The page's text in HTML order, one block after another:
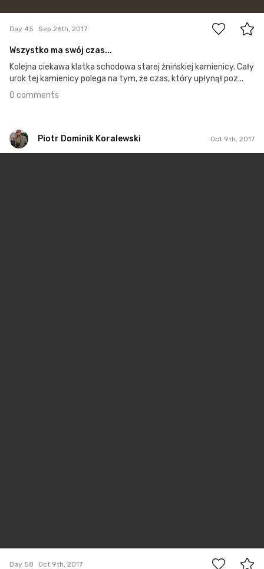
Day 45 Sep 26th, 2017
Wszystko ma swój czas...
Kolejna ciekawa klatka schodowa starej żnińskiej kamienicy. Cały
urok tej kamienicy polega na tym, że czas, który upłynął poz...
0 comments
Piotr Dominik Koralewski Oct 9th, 2017
Day 58 Oct 9th, 2017